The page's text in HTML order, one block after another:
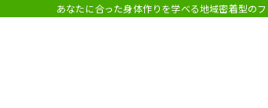
あなたに合った身体作りを学べる地域密着型の